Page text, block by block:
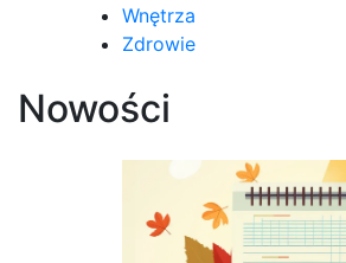
Wnętrza
Zdrowie
Nowości